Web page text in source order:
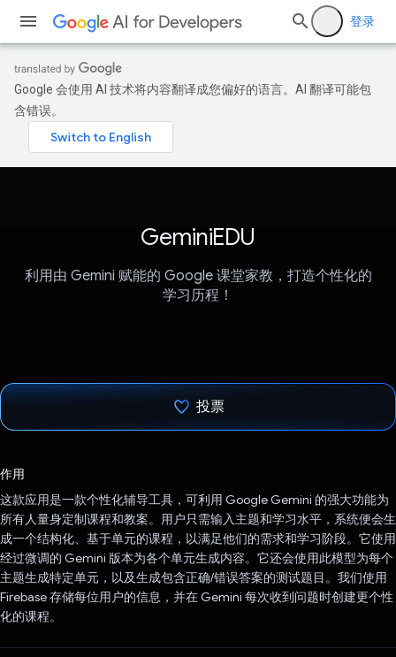
登录
Google 会使用 AI 技术将内容翻译成您偏好的语言。AI 翻译可能包
含错误。
GeminiEDU
利用由 Gemini 赋能的 Google 课堂家教，打造个性化的
学习历程！
投票
作用
这款应用是一款个性化辅导工具，可利用 Google Gemini 的强大功能为
所有人量身定制课程和教案。用户只需输入主题和学习水平，系统便会生
成一个结构化、基于单元的课程，以满足他们的需求和学习阶段。它使用
经过微调的 Gemini 版本为各个单元生成内容。它还会使用此模型为每个
主题生成特定单元，以及生成包含正确/错误答案的测试题目。我们使用
Firebase 存储每位用户的信息，并在 Gemini 每次收到问题时创建更个性
化的课程。